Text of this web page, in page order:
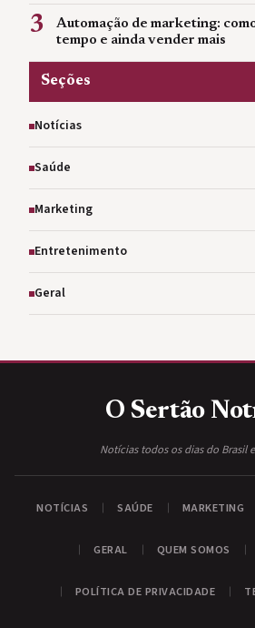
3
Automação de marketing:
tempo e ainda vender mais
Seções
Notícias
Saúde
Marketing
Entretenimento
Geral
O Sertão
Notícias todos os dias do Brasil
NOTÍCIAS SAÚDE MARKETING
GERAL QUEM SOMOS
POLÍTICA DE PRIVACIDADE